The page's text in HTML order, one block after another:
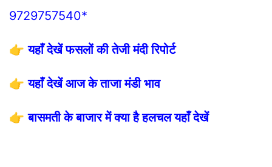
9729757540*
👉यहाँ देखें फसलों की तेजी मंदी रिपोर्ट
👉यहाँ देखें आज के ताजा मंडी भाव
👉बासमती के बाजार में क्या है हलचल यहाँ देखें